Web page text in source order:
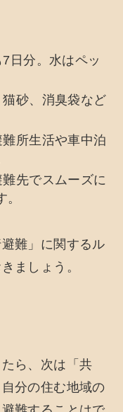
日分。水はペッ
砂、消臭袋など
難所生活や車中泊
難先でスムーズに
難」に関するル
ましょう。
ら、次は「共
分の住む地域の